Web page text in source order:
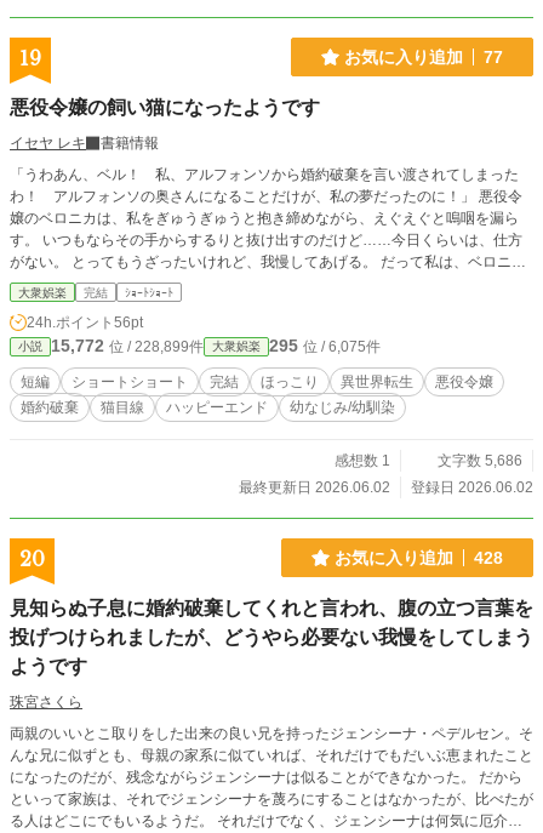
19 お気に入り追加 77
悪役令嬢の飼い猫になったようです
イセヤ レキ
書籍情報
「うわあん、ベル！ 私、アルフォンソから婚約破棄を言い渡されてしまった
わ！ アルフォンソの奥さんになることだけが、私の夢だったのに！」 悪役令
嬢のベロニカは、私をぎゅうぎゅうと抱き締めながら、えぐえぐと嗚咽を漏ら
す。 いつもならその手からするりと抜け出すのだけど……今日くらいは、仕方
がない。 とってもうざったいけれど、我慢してあげる。 だって私は、ベロニカ
の飼い猫なのだから。
大衆娯楽 完結 ｼｮｰﾄｼｮｰﾄ
24h.ポイント 56pt
小説 15,772 位 / 228,899件 大衆娯楽 295 位 / 6,075件
短編 ショートショート 完結 ほっこり 異世界転生
悪役令嬢
婚約破棄
猫目線 ハッピーエンド 幼なじみ/幼馴染
感想数 1
文字数 5,686
最終更新日 2026.06.02
登録日 2026.06.02
20 お気に入り追加 428
見知らぬ子息に婚約破棄してくれと言われ、腹の立つ言葉を
投げつけられましたが、どうやら必要ない我慢をしてしまう
ようです
珠宮さくら
両親のいいとこ取りをした出来の良い兄を持ったジェンシーナ・ペデルセン。そ
んな兄に似ずとも、母親の家系に似ていれば、それだけでもだいぶ恵まれたこと
になったのだが、残念ながらジェンシーナは似ることができなかった。 だから
といって家族は、それでジェンシーナを蔑ろにすることはなかったが、比べたが
る人はどこにでもいるようだ。 それだけでなく、ジェンシーナは何気に厄介な